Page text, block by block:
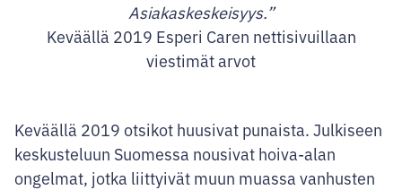
Asiakaskeskeisyys.”
Keväällä 2019 Esperi Caren nettisivuillaan
viestimät arvot
Keväällä 2019 otsikot huusivat punaista. Julkiseen
keskusteluun Suomessa nousivat hoiva-alan
ongelmat, jotka liittyivät muun muassa vanhusten